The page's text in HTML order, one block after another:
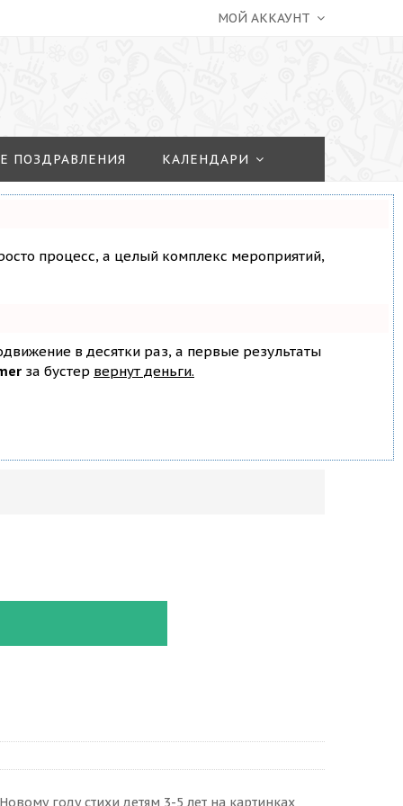
МОЙ АККАУНТ
ПОЗДРАВЛЕНИЯ КАЛЕНДАРИ
процесс, а целый комплекс мероприятий,
в десятки раз, а первые результаты
за бустер вернут деньги.
году стихи детям 3-5 лет на картинках